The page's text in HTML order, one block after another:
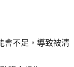
會不足，導致被清